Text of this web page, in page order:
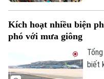
Kích hoạt nhiều biện
phó với mưa giông
biết